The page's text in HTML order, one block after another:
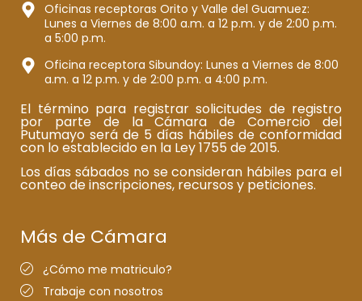
Oficinas receptoras Orito y Valle del Guamuez:
Lunes a Viernes de 8:00 a.m. a 12 p.m. y de 2:00 p.m.
a 5:00 p.m.
Oficina receptora Sibundoy: Lunes a Viernes de 8:00
a.m. a 12 p.m. y de 2:00 p.m. a 4:00 p.m.
El término para registrar solicitudes de registro
por parte de la Cámara de Comercio del
Putumayo será de 5 días hábiles de conformidad
con lo establecido en la Ley 1755 de 2015.
Los días sábados no se consideran hábiles para el
conteo de inscripciones, recursos y peticiones.
Más de Cámara
¿Cómo me matriculo?
Trabaje con nosotros